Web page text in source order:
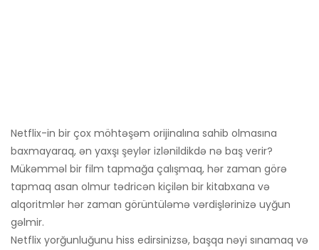
Netflix-in bir çox möhtəşəm orijinalına sahib olmasına
baxmayaraq, ən yaxşı şeylər izlənildikdə nə baş verir?
Mükəmməl bir film tapmağa çalışmaq, hər zaman görə
tapmaq asan olmur tədricən kiçilən bir kitabxana və
alqoritmlər hər zaman görüntüləmə vərdişlərinizə uyğun
gəlmir.
Netflix yorğunluğunu hiss edirsinizsə, başqa nəyi sınamaq və